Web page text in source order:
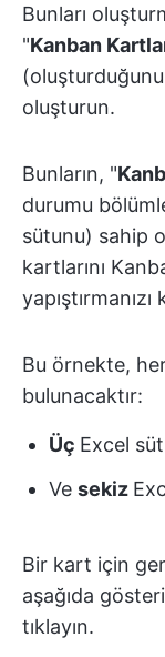
Bunları
"Kanban
oluşturun.
Bunların, "
durumu
sütunu) sahip
kartlarını
yapıştırmanızı
Bu örnekte,
bulunacaktır:
Üç Excel
Ve sekiz
Bir kart için
aşağıda
tıklayın.